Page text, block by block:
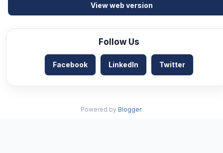
View web version
Follow Us
Facebook LinkedIn Twitter
Powered by Blogger.